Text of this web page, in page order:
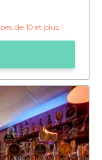
de 10 et plus !